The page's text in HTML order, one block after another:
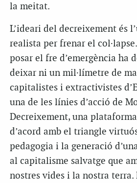
la meitat.
L’ideari del decreixement és
realista per frenar el
posar el fre d’emergència ha
deixar ni un mil·límetre de
capitalistes i extractivistes
una de les línies d’acció de
Decreixement, una
d’acord amb el triangle
pedagogia i la generació
al capitalisme salvatge que
nostres vides i la nostra terra.